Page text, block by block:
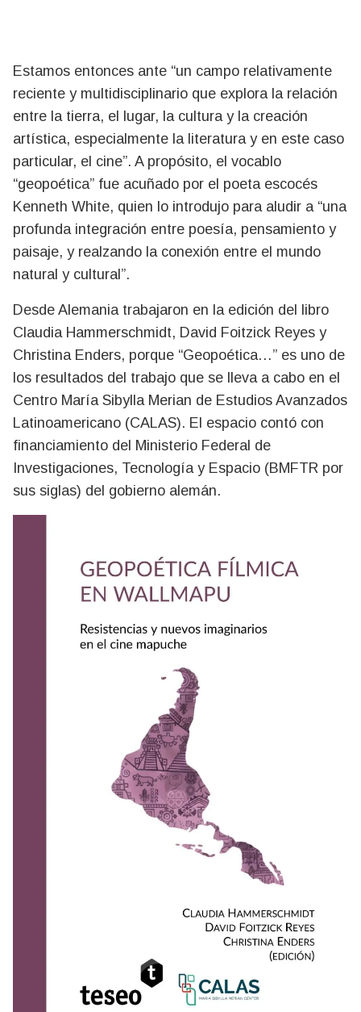
Estamos entonces ante “un campo relativamente
reciente y multidisciplinario que explora la relación
entre la tierra, el lugar, la cultura y la creación
artística, especialmente la literatura y en este caso
particular, el cine”. A propósito, el vocablo
“geopoética” fue acuñado por el poeta escocés
Kenneth White, quien lo introdujo para aludir a “una
profunda integración entre poesía, pensamiento y
paisaje, y realzando la conexión entre el mundo
natural y cultural”.
Desde Alemania trabajaron en la edición del libro
Claudia Hammerschmidt, David Foitzick Reyes y
Christina Enders, porque “Geopoética…” es uno de
los resultados del trabajo que se lleva a cabo en el
Centro María Sibylla Merian de Estudios Avanzados
Latinoamericano (CALAS). El espacio contó con
financiamiento del Ministerio Federal de
Investigaciones, Tecnología y Espacio (BMFTR por
sus siglas) del gobierno alemán.